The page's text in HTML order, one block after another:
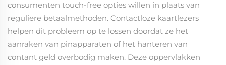
consumenten touch-free opties willen in plaats van
reguliere betaalmethoden. Contactloze kaartlezers
helpen dit probleem op te lossen doordat ze het
aanraken van pinapparaten of het hanteren van
contant geld overbodig maken. Deze oppervlakken